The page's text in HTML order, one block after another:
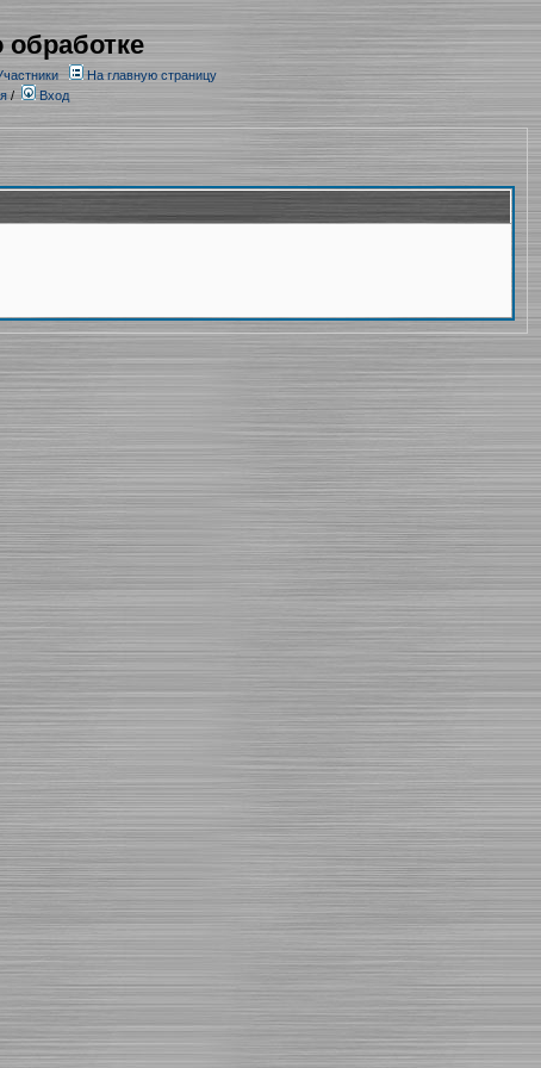
обработке
На главную страницу
/ Вход